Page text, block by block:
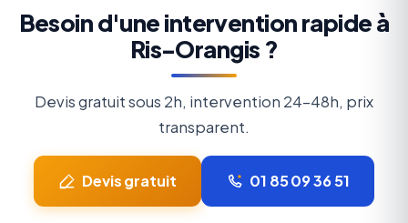
Besoin d'une intervention rapide à
Ris-Orangis ?
Devis gratuit sous 2h, intervention 24-48h, prix
transparent.
Devis gratuit 01 85 09 36 51